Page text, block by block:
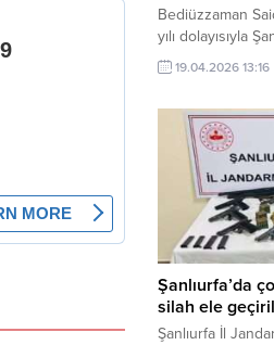
Bediüzzaman
yılı dolayısıyla
panelde,
toplumsal
Necmettin
gerçekleştirilen
İnsaniyet ve
hürriyet, adalet
yoğun katılıma
Merkezi –
Sanat...
19.04.2026 13:16
Şanlıurfa’da
silah ele
Şanlıurfa İl